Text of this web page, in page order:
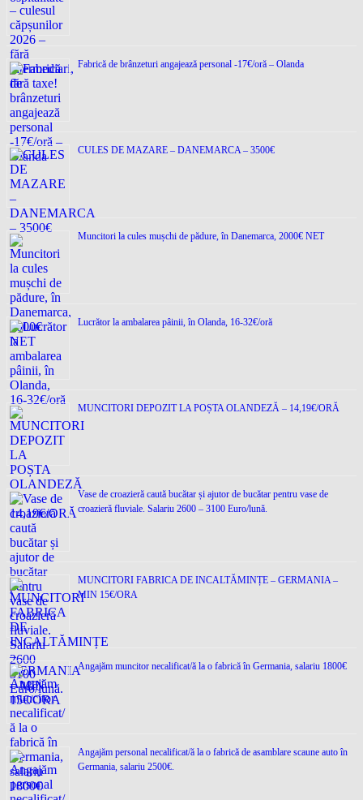
Fabrică de brânzeturi angajează personal -17€/oră – Olanda
CULES DE MAZARE – DANEMARCA – 3500€
Muncitori la cules mușchi de pădure, în Danemarca, 2000€ NET
Lucrător la ambalarea pâinii, în Olanda, 16-32€/oră
MUNCITORI DEPOZIT LA POȘTA OLANDEZĂ – 14,19€/ORĂ
Vase de croazieră caută bucătar și ajutor de bucătar pentru vase de
croazieră fluviale. Salariu 2600 – 3100 Euro/lună.
MUNCITORI FABRICA DE INCALTĂMINȚE – GERMANIA –
MIN 15€/ORA
Angajăm muncitor necalificat/ă la o fabrică în Germania, salariu 1800€
Angajăm personal necalificat/ă la o fabrică de asamblare scaune auto în
Germania, salariu 2500€.